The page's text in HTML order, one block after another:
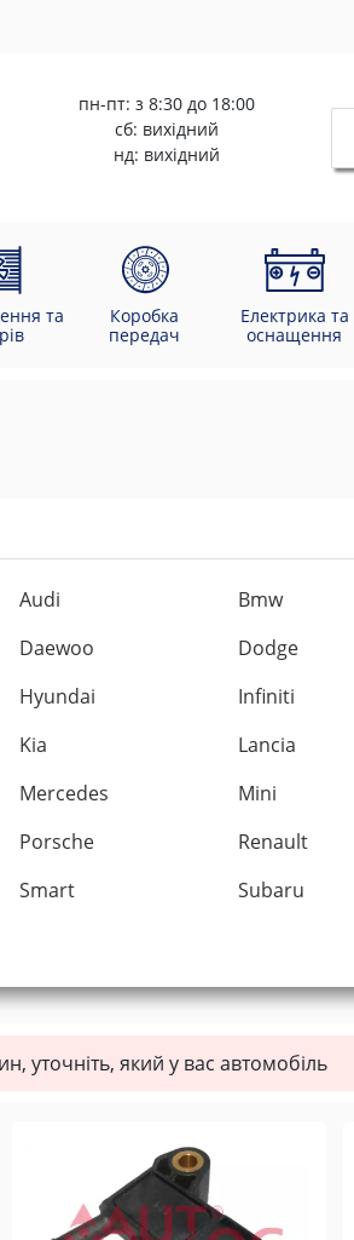
пн-пт: з 8:30 до 18:00
сб: вихідний
нд: вихідний
та
Коробка
передач
Електрика та
оснащення
Audi Bmw
Daewoo Dodge
Hyundai Infiniti
Kia Lancia
Mercedes Mini
Porsche Renault
Smart Subaru
уточніть, який у вас автомобіль